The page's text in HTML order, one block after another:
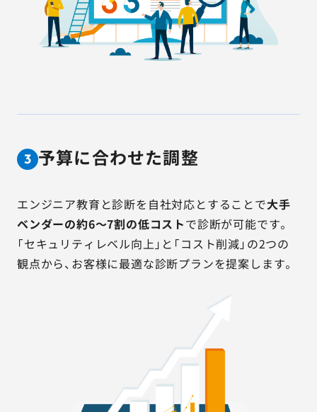
3 予算に合わせた調整
エンジニア教育と診断を自社対応とすることで大手
ベンダーの約6～7割の低コストで診断が可能です。
「セキュリティレベル向上」と「コスト削減」の2つの
観点から、お客様に最適な診断プランを提案します。